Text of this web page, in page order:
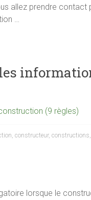
allez prendre contact
…
(9 règles)
, constructeur, constructions,
lorsque le